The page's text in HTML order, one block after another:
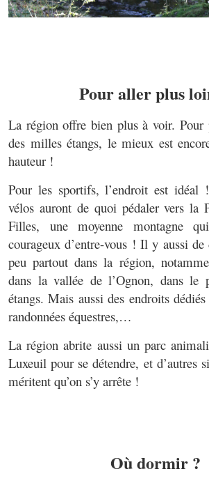
Pour aller plus
La région offre bien plus à voir. Pour
des milles étangs, le mieux est
hauteur !
Pour les sportifs, l’endroit est idéal
vélos auront de quoi pédaler vers la
Filles, une moyenne montagne
courageux d’entre-vous ! Il y aussi
peu partout dans la région,
dans la vallée de l’Ognon, dans le
étangs. Mais aussi des endroits
randonnées équestres,…
La région abrite aussi un parc
Luxeuil pour se détendre, et d’autres
méritent qu’on s’y arrête !
Où dormir ?